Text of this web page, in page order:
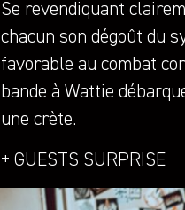
Se revendiquant
chacun son dégoût du
favorable au combat
bande à Wattie
une crète.
+ GUESTS SURPRISE